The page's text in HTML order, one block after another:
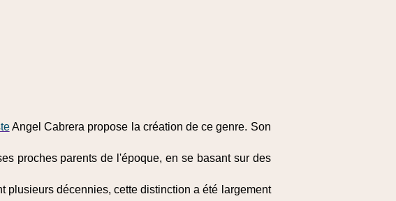
Angel Cabrera propose la création de ce genre. Son
proches parents de l'époque, en se basant sur des
décennies, cette distinction a été largement